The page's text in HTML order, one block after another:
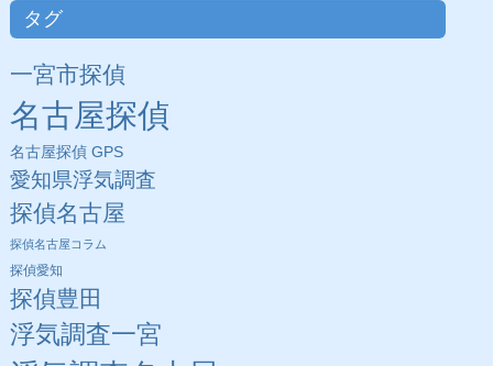
タグ
一宮市探偵
名古屋探偵
名古屋探偵 GPS
愛知県浮気調査
探偵名古屋
探偵名古屋コラム
探偵愛知
探偵豊田
浮気調査一宮